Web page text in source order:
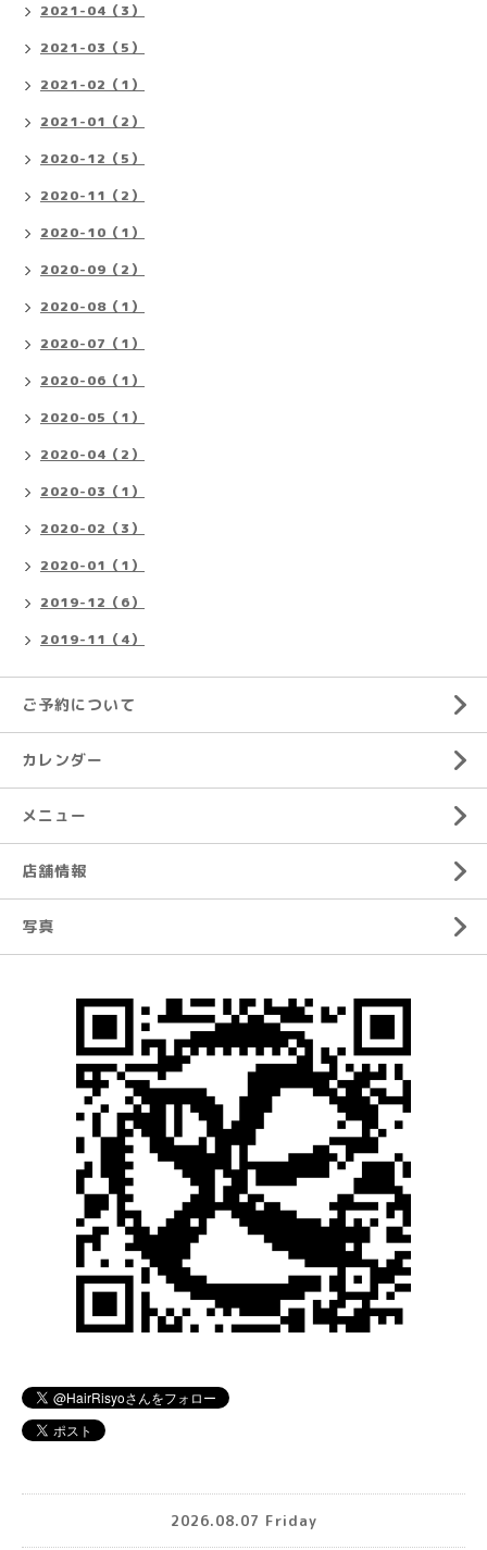
2021-04（3）
2021-03（5）
2021-02（1）
2021-01（2）
2020-12（5）
2020-11（2）
2020-10（1）
2020-09（2）
2020-08（1）
2020-07（1）
2020-06（1）
2020-05（1）
2020-04（2）
2020-03（1）
2020-02（3）
2020-01（1）
2019-12（6）
2019-11（4）
ご予約について
カレンダー
メニュー
店舗情報
写真
2026.08.07 Friday